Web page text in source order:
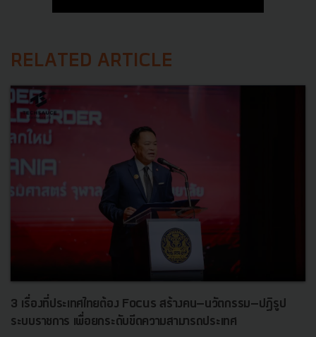
RELATED ARTICLE
3 เรื่องที่ประเทศไทยต้อง Focus สร้างคน–นวัตกรรม–ปฏิรูป
ระบบราชการ เพื่อยกระดับขีดความสามารถประเทศ